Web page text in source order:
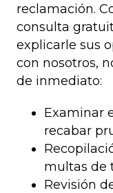
reclamación.
consulta
explicarle sus
con nosotros,
de inmediato:
Examinar
recabar
multas de
Revisión